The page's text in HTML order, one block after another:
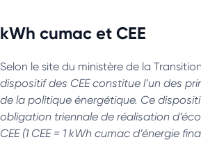
kWh cumac et CEE
Selon le site du ministère de la
dispositif des CEE constitue l’un des
de la politique énergétique. Ce
obligation triennale de réalisation
CEE (1 CEE = 1 kWh cumac d’énergie